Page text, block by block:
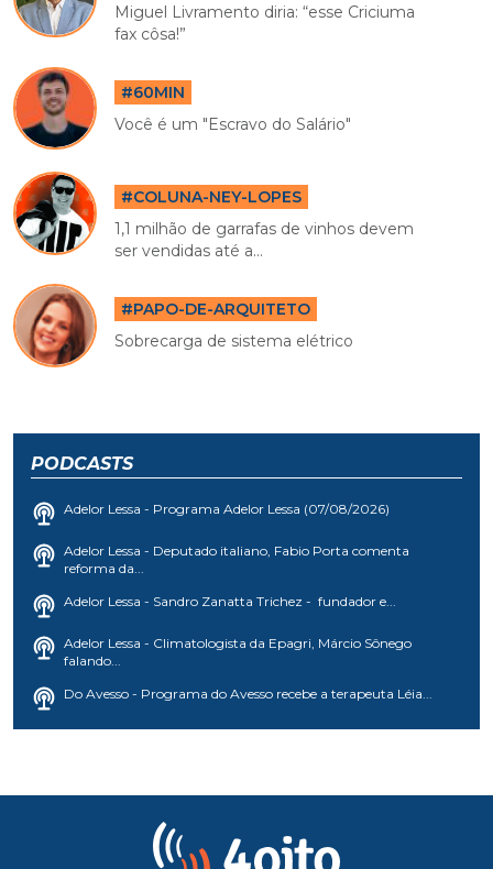
Miguel Livramento diria: “esse Criciuma
fax côsa!”
#60MIN
Você é um "Escravo do Salário"
#COLUNA-NEY-LOPES
1,1 milhão de garrafas de vinhos devem
ser vendidas até a...
#PAPO-DE-ARQUITETO
Sobrecarga de sistema elétrico
PODCASTS
Adelor Lessa - Programa Adelor Lessa (07/08/2026)
Adelor Lessa - Deputado italiano, Fabio Porta comenta
reforma da...
Adelor Lessa - Sandro Zanatta Trichez - fundador e...
Adelor Lessa - Climatologista da Epagri, Márcio Sônego
falando...
Do Avesso - Programa do Avesso recebe a terapeuta Léia...